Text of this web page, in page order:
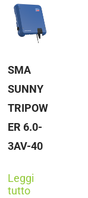
SMA
SUNNY
TRIPOW
ER 6.0-
3AV-40
Leggi
tutto